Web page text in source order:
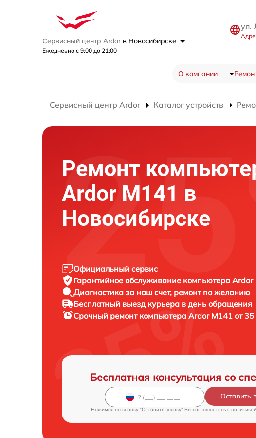
Сервисный центр Ardor в Новосибирске
Ежедневно с 9:00 до 21:00
ул.
О компании
Сервисный центр Ardor Каталог устройств
Ремонт
Ardor M141 в
Новосибирске
Официальный сервис
Гарантийное обслуживание компьютера Ardor
Диагностика за наш счет, ремонт по желанию
Бесплатный выезд курьера в день обращения
Срочный ремонт компьютера Ardor M141 от 35
Бесплатная консультация со
Оставить
Нажимая на кнопку "Оставить заявку" Вы соглашаетесь c